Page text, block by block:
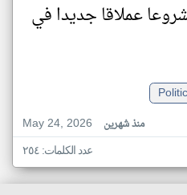
عملاقا جديدا في
May 24, 2026
منذ شهرين
عدد الكلمات: ٢٥٤